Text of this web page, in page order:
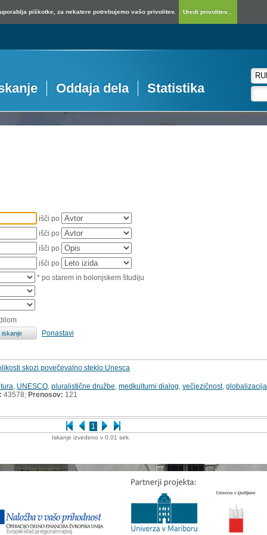
piškotke, za nekatere potrebujemo vašo privolitev. Uredi privolitev...
Oddaja dela Statistika
išči po
išči po
išči po
išči po
* po starem in bolonjskem študiju
Ponastavi
1
skozi povečevalno steklo Unesca
UNESCO pluralistične družbe medkulturni dialog večjezičnost, globalizacija
43578; Prenosov: 121
Iskanje izvedeno v 0.01 sek.